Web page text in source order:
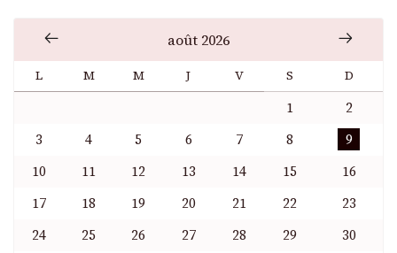
août 2026
L M M J V S D
1
2
3
4 5 6 7 8
9
10
11 12 13 14 15
16
17
18 19 20 21 22
23
24
25 26 27 28 29
30